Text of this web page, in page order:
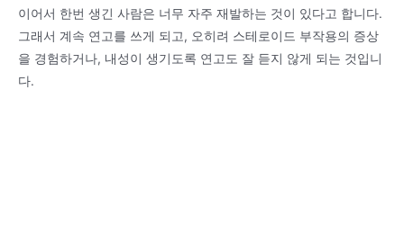
이어서 한번 생긴 사람은 너무 자주 재발하는 것이 있다고 합니다.
그래서 계속 연고를 쓰게 되고, 오히려 스테로이드 부작용의 증상
을 경험하거나, 내성이 생기도록 연고도 잘 듣지 않게 되는 것입니
다.